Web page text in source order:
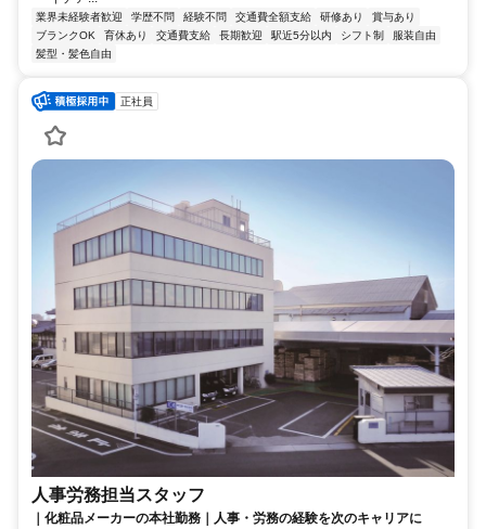
業界未経験者歓迎 学歴不問 経験不問 交通費全額支給 研修あり
賞与あり
ブランクOK
育休あり 交通費支給 長期歓迎 駅近5分以内 シフト制
服装自由
髪型・髪色自由
正社員
人事労務担当スタッフ
｜化粧品メーカーの本社勤務｜人事・労務の経験を次のキャリアに